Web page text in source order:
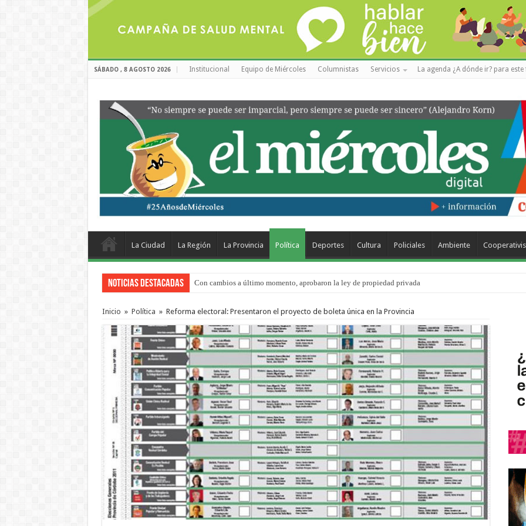
SÁBADO , 8 AGOSTO 2026 Institucional Equipo de Miércoles Columnistas Servicios La agenda ¿A dónde ir? para este
La Ciudad La Región La Provincia Política Deportes Cultura Policiales Ambiente
Noticias Destacadas Con cambios a último momento, aprobaron la ley de propiedad privada
Adopción en Entre Ríos: el 35% de los 90 niños, niñas y adolescentes que esperan una familia tiene
Inicio » Política » Reforma electoral: Presentaron el proyecto de boleta única en la Provincia